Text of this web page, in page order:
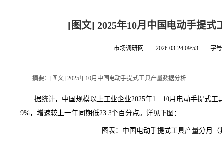
[图文] 2025年10月中国电动手提式
市场调研网 2026-03-24 09:53 字
摘要：[图文] 2025年10月中国电动手提式工具产量数据分析
据统计，中国规模以上工业企业2025年1－10月电动手提式工
9%，增速较上一年同期低23.3个百分点。详见下图：
图表：中国电动手提式工具产量分月（